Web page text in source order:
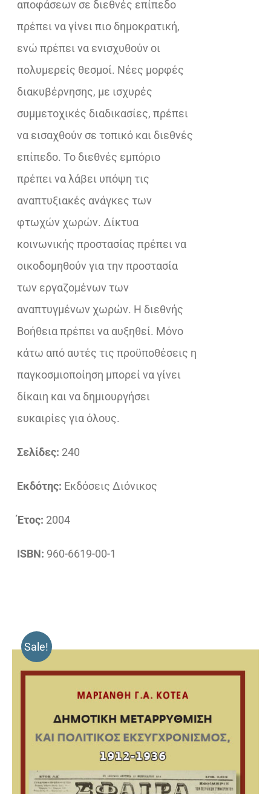
αποφάσεων σε διεθνές επίπεδο
πρέπει να γίνει πιο δημοκρατική,
ενώ πρέπει να ενισχυθούν οι
πολυμερείς θεσμοί. Νέες μορφές
διακυβέρνησης, με ισχυρές
συμμετοχικές διαδικασίες, πρέπει
να εισαχθούν σε τοπικό και διεθνές
επίπεδο. Το διεθνές εμπόριο
πρέπει να λάβει υπόψη τις
αναπτυξιακές ανάγκες των
φτωχών χωρών. Δίκτυα
κοινωνικής προστασίας πρέπει να
οικοδομηθούν για την προστασία
των εργαζομένων των
αναπτυγμένων χωρών. Η διεθνής
Βοήθεια πρέπει να αυξηθεί. Μόνο
κάτω από αυτές τις προϋποθέσεις η
παγκοσμιοποίηση μπορεί να γίνει
δίκαιη και να δημιουργήσει
ευκαιρίες για όλους.
Σελίδες: 240
Εκδότης: Εκδόσεις Διόνικος
Έτος: 2004
ISBN: 960-6619-00-1
Sale!